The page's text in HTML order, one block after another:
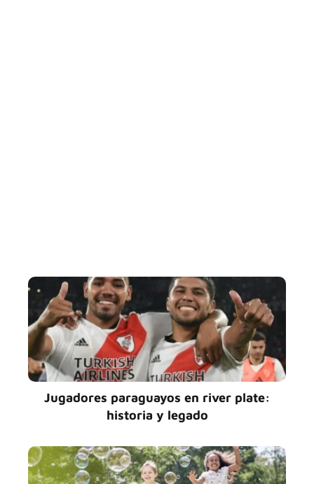
Jugadores paraguayos en river plate:
historia y legado